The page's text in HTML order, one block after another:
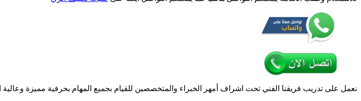
نعمل على تدريب فريقنا الفني تحت اشراف أمهر الخبراء والمتخصصين للقيام بجميع المهام بحرفية مميزة وعالية